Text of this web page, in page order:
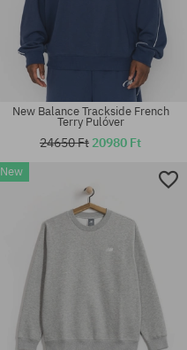
Elérhető méretek:
New Balance Trackside French
Terry Pulóver
24650 Ft 20980 Ft
New